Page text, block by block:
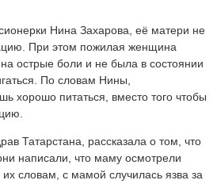
Нина Захарова, её матери не
При этом пожилая женщина
острые боли и не была в состоянии
По словам Нины,
хорошо питаться, вместо того чтобы
Татарстана, рассказала о том, что
написали, что маму осмотрели
словам, с мамой случилась язва за